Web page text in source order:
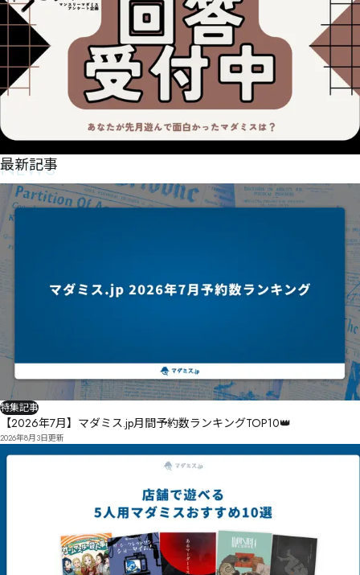
NEWS
最新記事
特集記事
【2026年7月】マダミス.jp月間予約数ランキングTOP10👑
2026年8月3日更新